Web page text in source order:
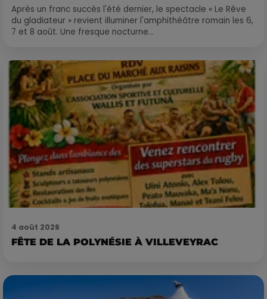
Après un franc succès l'été dernier, le spectacle « Le Rêve
du gladiateur » revient illuminer l'amphithéâtre romain les 6,
7 et 8 août. Une fresque nocturne...
4 août 2026
FÊTE DE LA POLYNÉSIE À VILLEVEYRAC